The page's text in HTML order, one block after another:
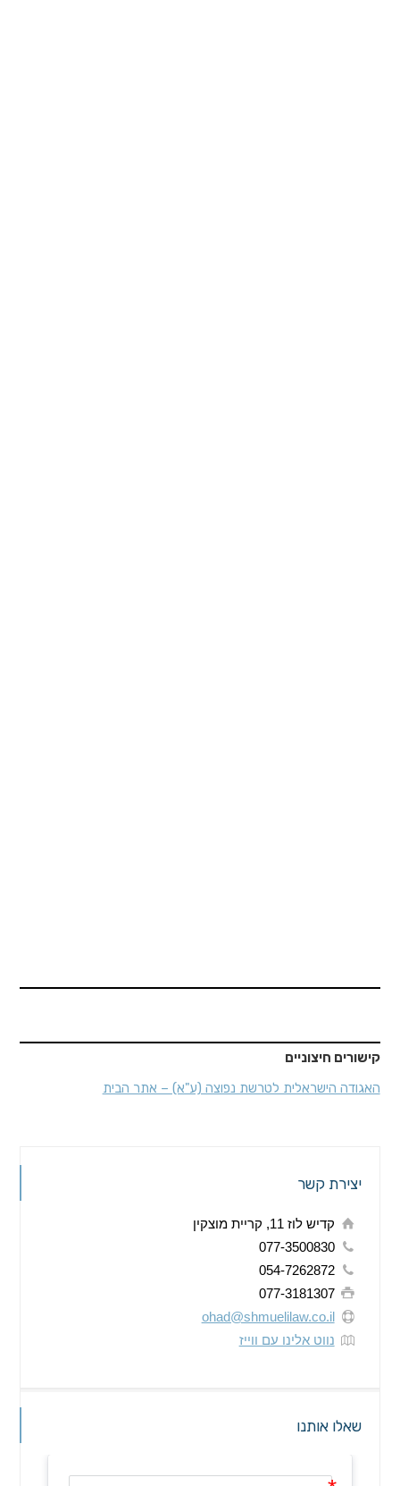
קישורים חיצוניים
האגודה הישראלית לטרשת נפוצה (ע"א) – אתר הבית
יצירת קשר
קדיש לוז 11, קריית מוצקין
077-3500830
054-7262872
077-3181307
ohad@shmuelilaw.co.il
נווט אלינו עם ווייז
שאלו אותנו